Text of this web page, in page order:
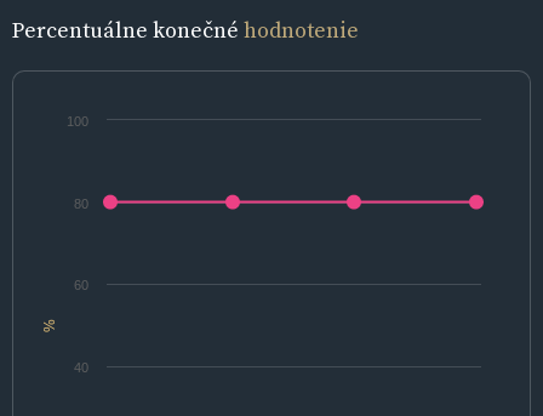
Percentuálne konečné hodnotenie
%
40
60
80
100